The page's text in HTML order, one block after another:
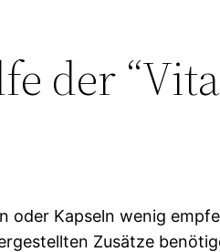
der
Kapseln wenig
Zusätze